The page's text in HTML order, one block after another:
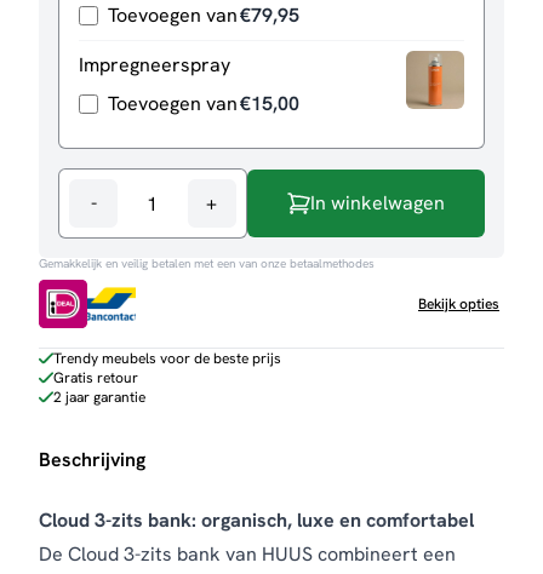
Toevoegen van€79,95
Impregneerspray
Toevoegen van€15,00
-
Cloud
3-
zits
aantal
+ In winkelwagen
Gemakkelijk en veilig betalen met een van onze betaalmethodes
Bekijk opties
Trendy meubels voor de beste prijs
Gratis retour
2 jaar garantie
Beschrijving
Cloud 3-zits bank: organisch, luxe en comfortabel
De Cloud 3-zits bank van HUUS combineert een